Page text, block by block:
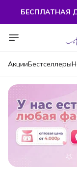
БЕСПЛАТНАЯ
АкцииБестселлеры